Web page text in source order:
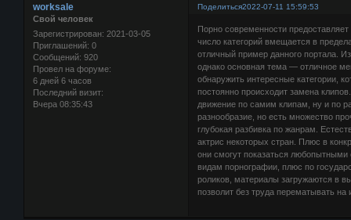
Поделиться2022-07-11 15:59:53
worksale
Свой человек
Зарегистрирован: 2021-03-05
Приглашений: 0
Сообщений: 920
Провел на форуме:
6 дней 6 часов
Последний визит:
Вчера 08:35:43
Порно современности
число категорий вмещается в
отличный пример данного портала.
однако основная тема — отличное
обнаружить интересные категории,
постоянно происходит замена
движение по самим клипам, ну и по
разнообразие, но есть множество
глубокая разбивка по жанрам.
актрис некоторых стран. Плюс в
они смогут показаться
видам порнографии, плюс по
роликов, материалы загружаются в
позволит без труда перематывать